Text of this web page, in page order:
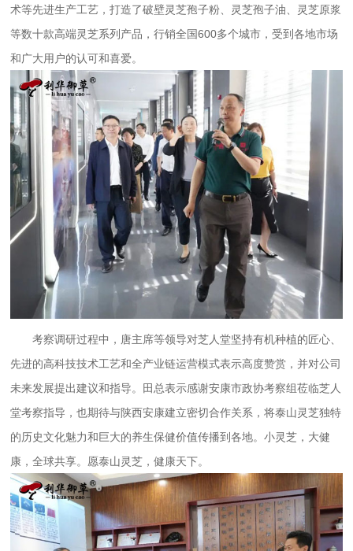
术等先进生产工艺，打造了破壁灵芝孢子粉 、灵芝孢子油、灵芝原浆
等数十款高端灵芝系列产品，行销全国600多个城市，受到各地市场
和广大用户的认可和喜爱。
考察调研过程中，唐主席等领导对芝人堂坚持有机种植的匠心、
先进的高科技技术工艺和全产业链运营模式表示高度赞赏，并对公司
未来发展提出建议和指导。田总表示感谢安康市政协考察组莅临芝人
堂考察指导，也期待与陕西安康建立密切合作关系，将泰山灵芝独特
的历史文化魅力和巨大的养生保健价值传播到各地。小灵芝，大健
康，全球共享。愿泰山灵芝，健康天下。